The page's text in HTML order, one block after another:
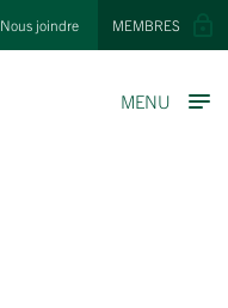
Nous joindre MEMBRES
MENU